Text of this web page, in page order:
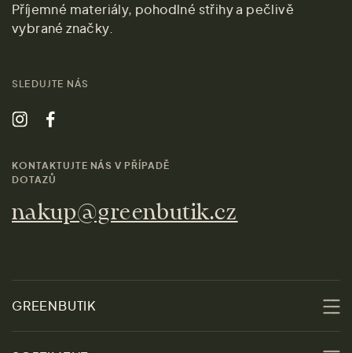
Příjemné materiály, pohodlné střihy a pečlivě
vybrané značky.
SLEDUJTE NÁS
KONTAKTUJTE NÁS V PŘÍPADĚ
DOTAZŮ
nakup@greenbutik.cz
GREENBUTIK